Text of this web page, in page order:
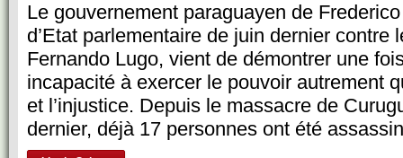
Le gouvernement paraguayen de
d’Etat parlementaire de juin dernier contre
Fernando Lugo, vient de démontrer une
incapacité à exercer le pouvoir autrement
et l’injustice. Depuis le massacre de
dernier, déjà 17 personnes ont été